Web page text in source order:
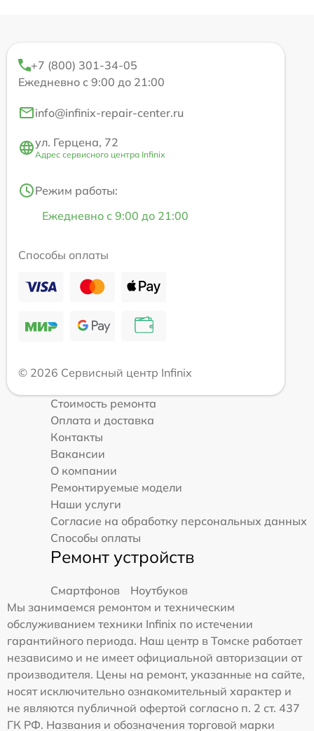
+7 (800) 301-34-05
Ежедневно с 9:00 до 21:00
info@infinix-repair-center.ru
ул. Герцена, 72
Адрес сервисного центра Infinix
Режим работы:
Ежедневно с 9:00 до 21:00
Способы оплаты
© 2026 Сервисный центр Infinix
Стоимость ремонта
Оплата и доставка
Контакты
Вакансии
О компании
Ремонтируемые модели
Наши услуги
Согласие на обработку персональных данных
Способы оплаты
Ремонт устройств
Смартфонов
Ноутбуков
Мы занимаемся ремонтом и техническим
обслуживанием техники Infinix по истечении
гарантийного периода. Наш центр в Томске работает
независимо и не имеет официальной авторизации от
производителя. Цены на ремонт, указанные на сайте,
носят исключительно ознакомительный характер и
не являются публичной офертой согласно п. 2 ст. 437
ГК РФ. Названия и обозначения торговой марки